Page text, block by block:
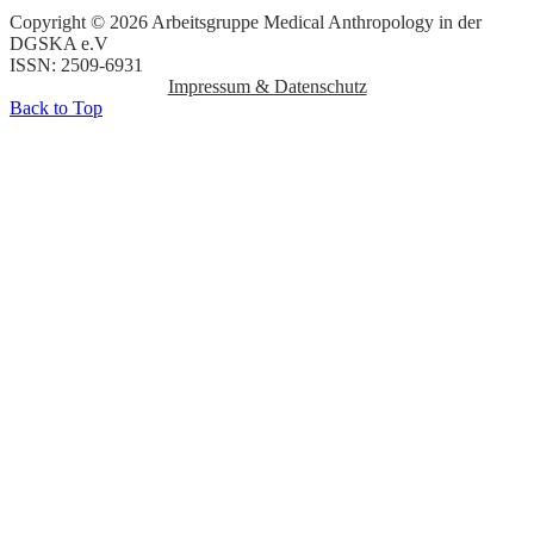
Copyright © 2026 Arbeitsgruppe Medical Anthropology in der
DGSKA e.V
ISSN: 2509-6931
Impressum & Datenschutz
Back to Top